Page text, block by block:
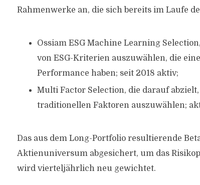
Rahmenwerke an, die sich bereits im Laufe
Ossiam ESG Machine Learning
von ESG-Kriterien auszuwählen, die
Performance haben; seit 2018 aktiv;
Multi Factor Selection, die darauf
traditionellen Faktoren auszuwählen;
Das aus dem Long-Portfolio resultierende
Aktienuniversum abgesichert, um das
wird vierteljährlich neu gewichtet.